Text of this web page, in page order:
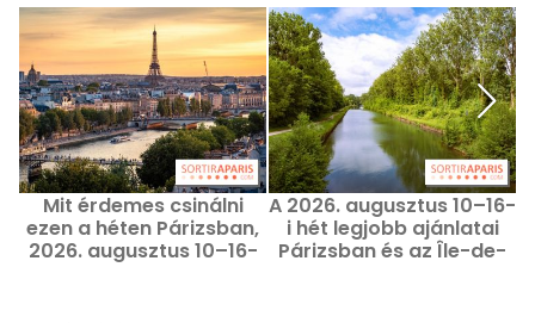
Mit érdemes csinálni
ezen a héten Párizsban,
2026. augusztus 10–16-
A 2026. augusztus 10–16-
i hét legjobb ajánlatai
Párizsban és az Île-de-